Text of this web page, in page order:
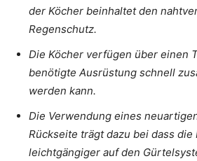
der Köcher beinhaltet den
Regenschutz.
Die Köcher verfügen über einen
benötigte Ausrüstung schnell
werden kann.
Die Verwendung eines
Rückseite trägt dazu bei dass die
leichtgängiger auf den